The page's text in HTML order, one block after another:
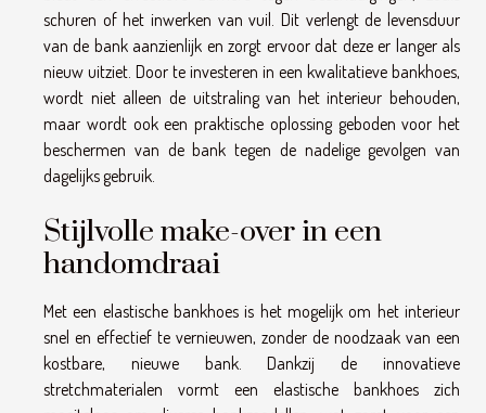
schuren of het inwerken van vuil. Dit verlengt de levensduur
van de bank aanzienlijk en zorgt ervoor dat deze er langer als
nieuw uitziet. Door te investeren in een kwalitatieve bankhoes,
wordt niet alleen de uitstraling van het interieur behouden,
maar wordt ook een praktische oplossing geboden voor het
beschermen van de bank tegen de nadelige gevolgen van
dagelijks gebruik.
Stijlvolle make-over in een
handomdraai
Met een elastische bankhoes is het mogelijk om het interieur
snel en effectief te vernieuwen, zonder de noodzaak van een
kostbare, nieuwe bank. Dankzij de innovatieve
stretchmaterialen vormt een elastische bankhoes zich